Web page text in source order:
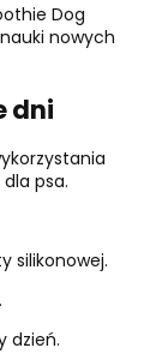
Dog
nowych
dni
psa.
silikonowej.
dzień.